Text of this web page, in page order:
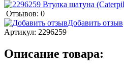
Отзывов: 0
Добавить отзыв
Артикул: 2296259
Описание товара: